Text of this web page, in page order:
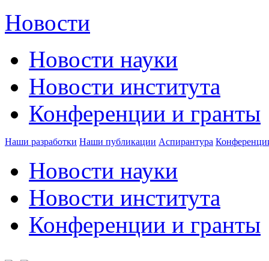
Новости
Новости науки
Новости института
Конференции и гранты
Наши разработки Наши публикации Аспирантура
Новости науки
Новости института
Конференции и гранты